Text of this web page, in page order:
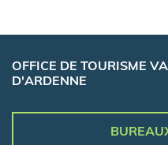
OFFICE DE TOURISME
D'ARDENNE